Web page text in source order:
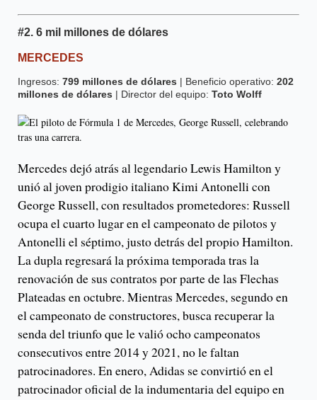
#2. 6 mil millones de dólares
MERCEDES
Ingresos: 799 millones de dólares | Beneficio operativo: 202
millones de dólares | Director del equipo: Toto Wolff
Mercedes dejó atrás al legendario Lewis Hamilton y
unió al joven prodigio italiano Kimi Antonelli con
George Russell, con resultados prometedores: Russell
ocupa el cuarto lugar en el campeonato de pilotos y
Antonelli el séptimo, justo detrás del propio Hamilton.
La dupla regresará la próxima temporada tras la
renovación de sus contratos por parte de las Flechas
Plateadas en octubre. Mientras Mercedes, segundo en
el campeonato de constructores, busca recuperar la
senda del triunfo que le valió ocho campeonatos
consecutivos entre 2014 y 2021, no le faltan
patrocinadores. En enero, Adidas se convirtió en el
patrocinador oficial de la indumentaria del equipo en